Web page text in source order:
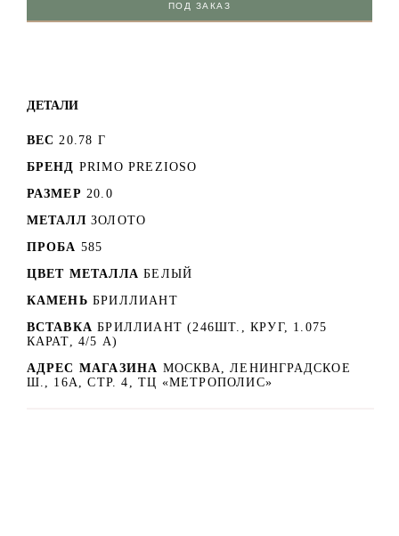
ПОД ЗАКАЗ
ДЕТАЛИ
ВЕС 20.78 Г
БРЕНД PRIMO PREZIOSO
РАЗМЕР 20.0
МЕТАЛЛ ЗОЛОТО
ПРОБА 585
ЦВЕТ МЕТАЛЛА БЕЛЫЙ
КАМЕНЬ БРИЛЛИАНТ
ВСТАВКА БРИЛЛИАНТ (246ШТ., КРУГ, 1.075
КАРАТ, 4/5 А)
АДРЕС МАГАЗИНА МОСКВА, ЛЕНИНГРАДСКОЕ
Ш., 16А, СТР. 4, ТЦ «МЕТРОПОЛИС»